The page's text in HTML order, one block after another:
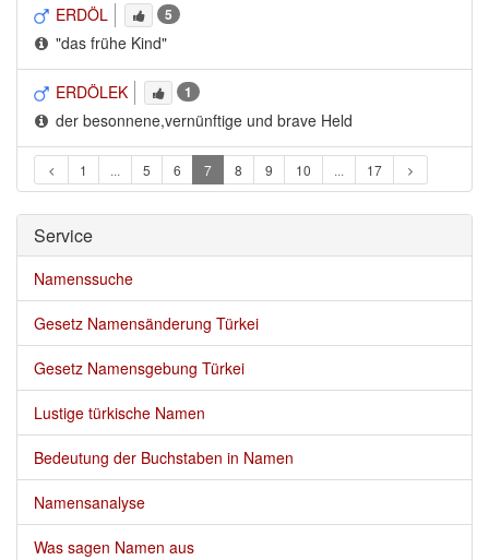
ERDÖL 5
"das frühe Kind"
ERDÖLEK 1
der besonnene,vernünftige und brave Held
1 ... 5 6 7 8 9 10 ... 17
Service
Namenssuche
Gesetz Namensänderung Türkei
Gesetz Namensgebung Türkei
Lustige türkische Namen
Bedeutung der Buchstaben in Namen
Namensanalyse
Was sagen Namen aus